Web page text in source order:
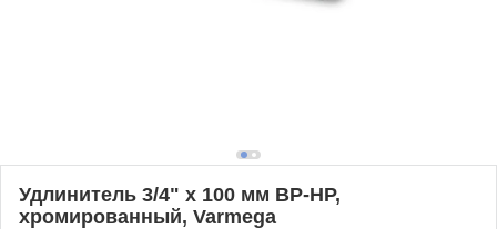
Удлинитель 3/4" x 100 мм ВР-НР,
хромированный, Varmega